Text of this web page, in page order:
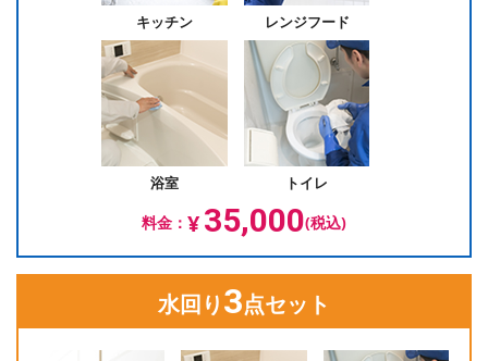
キッチン レンジフード
浴室 トイレ
料金： ¥35,000(税込)
水回り3点セット